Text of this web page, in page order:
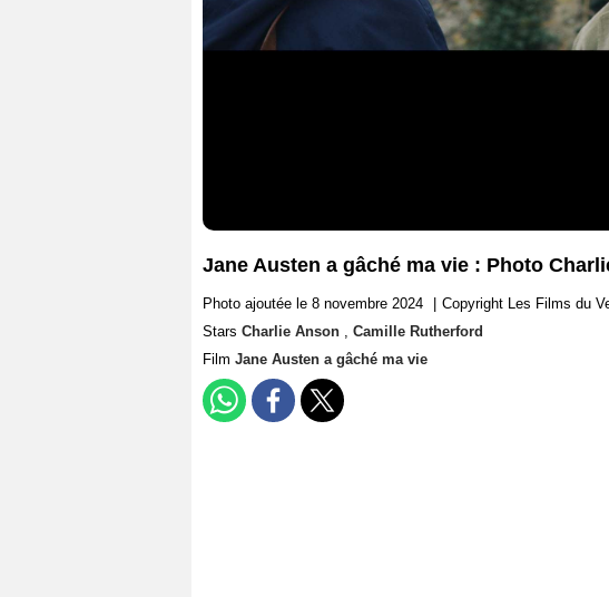
Jane Austen a gâché ma vie : Photo
Photo ajoutée le 8 novembre 2024
Copyright Les Films du
Stars Charlie Anson , Camille Rutherford
Film Jane Austen a gâché ma vie